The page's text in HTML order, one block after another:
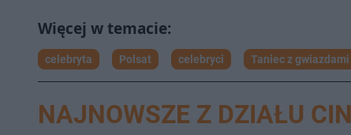
celebryta Polsat celebryci Taniec z gwiazdami
NAJNOWSZE Z DZIAŁU